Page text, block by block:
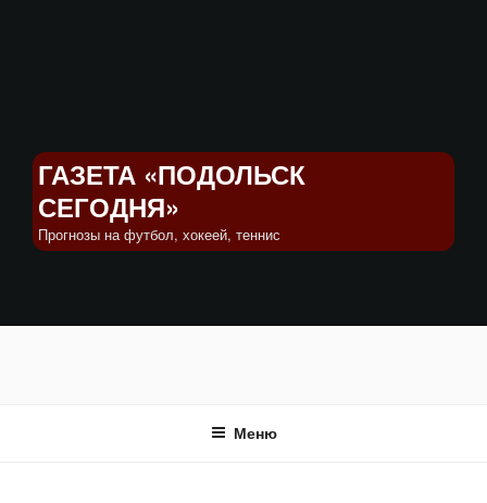
ГАЗЕТА «ПОДОЛЬСК
СЕГОДНЯ»
Прогнозы на футбол, хокеей, теннис
Меню